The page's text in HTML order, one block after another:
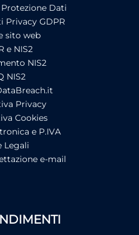
Protezione Dati
Privacy GDPR
sito web
e NIS2
NIS2
NIS2
Privacy
Cookies
e P.IVA
Legali
e-mail